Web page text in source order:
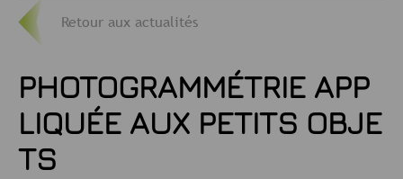
Retour aux actualités
PHOTOGRAMMÉTRIE APP
LIQUÉE AUX PETITS OBJE
TS